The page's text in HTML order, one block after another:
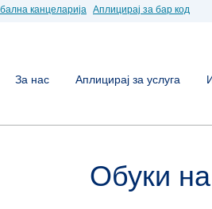
канцеларија Аплицирај за бар код
За нас Аплицирај за услуга
Обуки